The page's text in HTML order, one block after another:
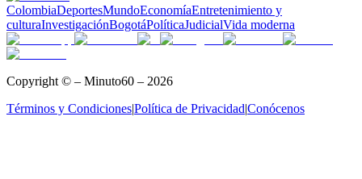
ColombiaDeportesMundoEconomíaEntretenimiento y
culturaInvestigaciónBogotáPolíticaJudicialVida moderna
Copyright © – Minuto60 – 2026
Términos y Condiciones|Política de Privacidad|Conócenos